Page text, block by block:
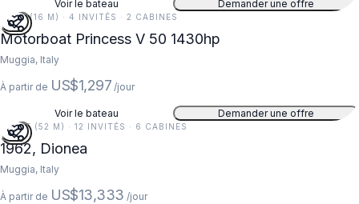
Voir le bateau Demander une offre
52 FT (16 M) · 4 INVITÉS · 2 CABINES
Motorboat Princess V 50 1430hp
Muggia, Italy
À partir de US$1,297 /jour
Voir le bateau Demander une offre
170 FT (52 M) · 12 INVITÉS · 6 CABINES
1962, Dionea
Muggia, Italy
À partir de US$13,333 /jour